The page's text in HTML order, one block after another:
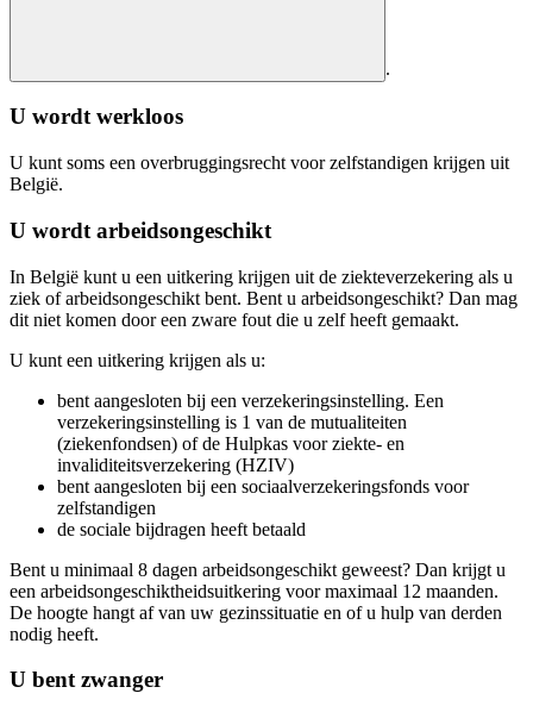
.
U wordt werkloos
U kunt soms een overbruggingsrecht voor zelfstandigen krijgen uit
België.
U wordt arbeidsongeschikt
In België kunt u een uitkering krijgen uit de ziekteverzekering als u
ziek of arbeidsongeschikt bent. Bent u arbeidsongeschikt? Dan mag
dit niet komen door een zware fout die u zelf heeft gemaakt.
U kunt een uitkering krijgen als u:
bent aangesloten bij een verzekeringsinstelling. Een
verzekeringsinstelling is 1 van de mutualiteiten
(ziekenfondsen) of de Hulpkas voor ziekte- en
invaliditeitsverzekering (HZIV)
bent aangesloten bij een sociaalverzekeringsfonds voor
zelfstandigen
de sociale bijdragen heeft betaald
Bent u minimaal 8 dagen arbeidsongeschikt geweest? Dan krijgt u
een arbeidsongeschiktheidsuitkering voor maximaal 12 maanden.
De hoogte hangt af van uw gezinssituatie en of u hulp van derden
nodig heeft.
U bent zwanger